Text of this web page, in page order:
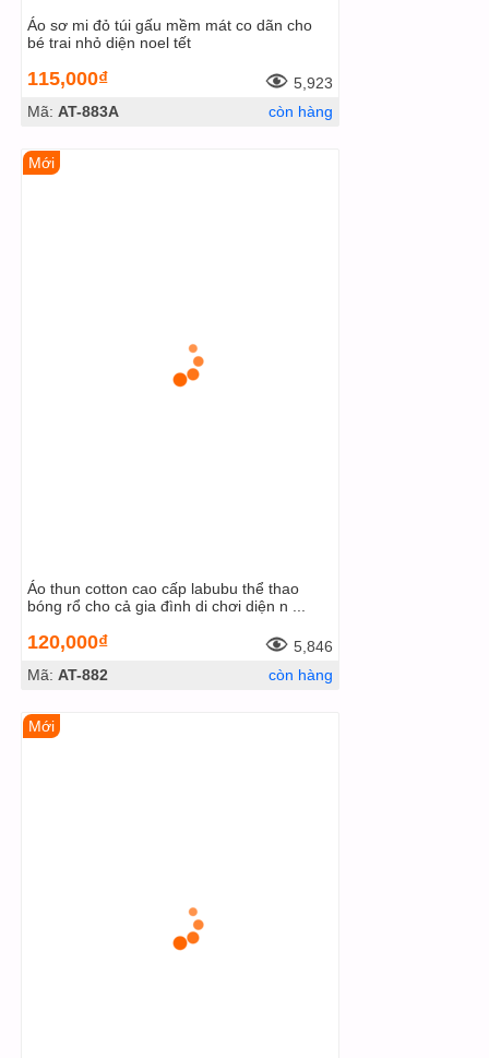
Áo sơ mi đỏ túi gấu mềm mát co dãn cho
bé trai nhỏ diện noel tết
115,000₫
5,923
Mã: AT-883A còn hàng
Mới
Áo thun cotton cao cấp labubu thể thao
bóng rổ cho cả gia đình di chơi diện n ...
120,000₫
5,846
Mã: AT-882 còn hàng
Mới